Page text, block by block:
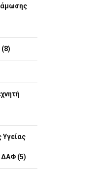
Υγείας
ΔΑΦ (5)